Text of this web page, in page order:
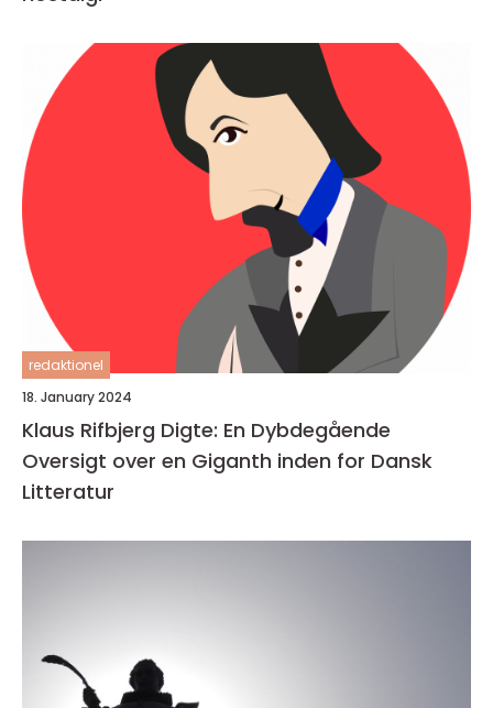
redaktionel
18. January 2024
Klaus Rifbjerg Digte: En Dybdegående
Oversigt over en Giganth inden for Dansk
Litteratur